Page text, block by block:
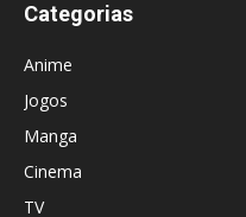
Categorias
Anime
Jogos
Manga
Cinema
TV